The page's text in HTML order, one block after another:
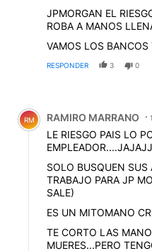
JPMORGAN EL
ROBA A MANOS
VAMOS LOS BANCOS
RESPONDER 3 0
Comentario de RAMIRO
RM RAMIRO MARRANO
LE RIESGO PAIS LO
SOLO BUSQUEN SUS
TRABAJO PARA JP
SALE)
ES UN MITOMANO
TE CORTO LAS
MUERES...PERO